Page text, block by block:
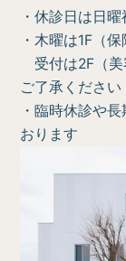
・休診日は日
・木曜は1F（
受付は2F（美
ご了承ください
・臨時休診や
おります